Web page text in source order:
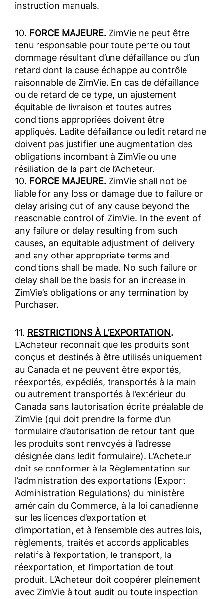
instruction manuals.
10. FORCE MAJEURE. ZimVie ne peut être
tenu responsable pour toute perte ou tout
dommage résultant d’une défaillance ou d’un
retard dont la cause échappe au contrôle
raisonnable de ZimVie. En cas de défaillance
ou de retard de ce type, un ajustement
équitable de livraison et toutes autres
conditions appropriées doivent être
appliqués. Ladite défaillance ou ledit retard ne
doivent pas justifier une augmentation des
obligations incombant à ZimVie ou une
résiliation de la part de l’Acheteur.
10. FORCE MAJEURE. ZimVie shall not be
liable for any loss or damage due to failure or
delay arising out of any cause beyond the
reasonable control of ZimVie. In the event of
any failure or delay resulting from such
causes, an equitable adjustment of delivery
and any other appropriate terms and
conditions shall be made. No such failure or
delay shall be the basis for an increase in
ZimVie’s obligations or any termination by
Purchaser.
11. RESTRICTIONS À L’EXPORTATION.
L’Acheteur reconnaît que les produits sont
conçus et destinés à être utilisés uniquement
au Canada et ne peuvent être exportés,
réexportés, expédiés, transportés à la main
ou autrement transportés à l’extérieur du
Canada sans l’autorisation écrite préalable de
ZimVie (qui doit prendre la forme d’un
formulaire d’autorisation de retour tant que
les produits sont renvoyés à l’adresse
désignée dans ledit formulaire). L’Acheteur
doit se conformer à la Règlementation sur
l’administration des exportations (Export
Administration Regulations) du ministère
américain du Commerce, à la loi canadienne
sur les licences d’exportation et
d’importation, et à l’ensemble des autres lois,
règlements, traités et accords applicables
relatifs à l’exportation, le transport, la
réexportation, et l’importation de tout
produit. L’Acheteur doit coopérer pleinement
avec ZimVie à tout audit ou toute inspection